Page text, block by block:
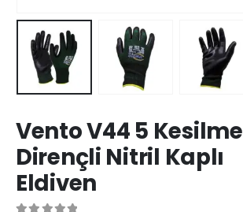
Vento V44 5 Kesilme
Dirençli Nitril Kaplı
Eldiven